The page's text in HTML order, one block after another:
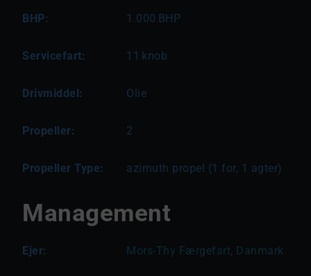
BHP: 1.000 BHP
Servicefart: 11 knob
Drivmiddel: Olie
Propeller: 2
Propeller Type: azimuth propel (1 for, 1 agter)
Management
Ejer: Mors-Thy Færgefart, Danmark